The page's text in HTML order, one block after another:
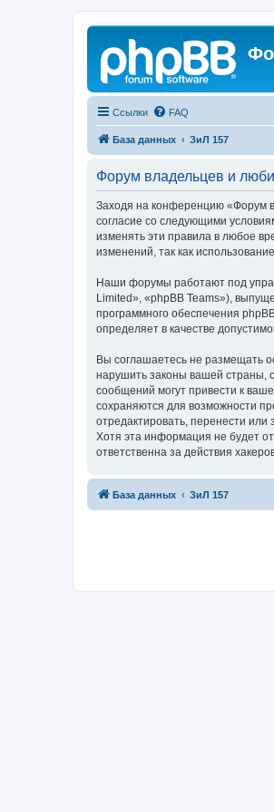
Ссылки FAQ
База данных ЗиЛ 157
Форум владельцев и
Заходя на конференцию «Форум
согласие со следующими
изменять эти правила в любое
изменений, так как
Наши форумы работают под
Limited», «phpBB Teams»),
программного обеспечения
определяет в качестве
Вы соглашаетесь не размещать
нарушить законы вашей страны,
сообщений могут привести к
сохраняются для возможности
отредактировать, перенести
Хотя эта информация не будет
ответственна за действия
База данных ЗиЛ 157